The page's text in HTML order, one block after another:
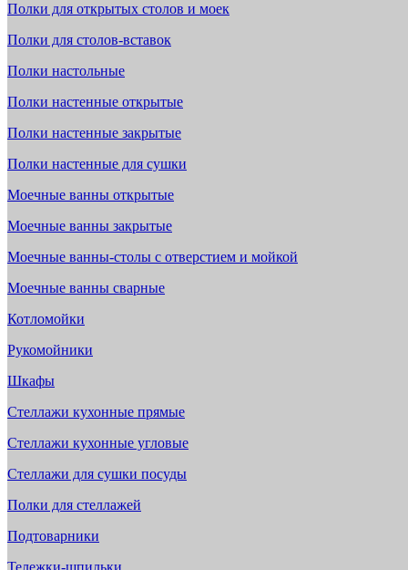
Полки для открытых столов и моек
Полки для столов-вставок
Полки настольные
Полки настенные открытые
Полки настенные закрытые
Полки настенные для сушки
Моечные ванны открытые
Моечные ванны закрытые
Моечные ванны-столы с отверстием и мойкой
Моечные ванны сварные
Котломойки
Рукомойники
Шкафы
Стеллажи кухонные прямые
Стеллажи кухонные угловые
Стеллажи для сушки посуды
Полки для стеллажей
Подтоварники
Тележки-шпильки